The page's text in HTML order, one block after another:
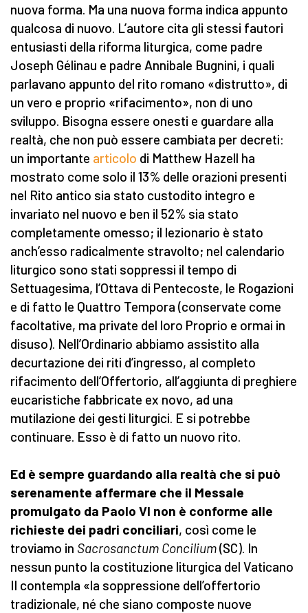
nuova forma. Ma una nuova forma indica appunto
qualcosa di nuovo. L’autore cita gli stessi fautori
entusiasti della riforma liturgica, come padre
Joseph Gélinau e padre Annibale Bugnini, i quali
parlavano appunto del rito romano «distrutto», di
un vero e proprio «rifacimento», non di uno
sviluppo. Bisogna essere onesti e guardare alla
realtà, che non può essere cambiata per decreti:
un importante articolo di Matthew Hazell ha
mostrato come solo il 13% delle orazioni presenti
nel Rito antico sia stato custodito integro e
invariato nel nuovo e ben il 52% sia stato
completamente omesso; il lezionario è stato
anch’esso radicalmente stravolto; nel calendario
liturgico sono stati soppressi il tempo di
Settuagesima, l’Ottava di Pentecoste, le Rogazioni
e di fatto le Quattro Tempora (conservate come
facoltative, ma private del loro Proprio e ormai in
disuso). Nell’Ordinario abbiamo assistito alla
decurtazione dei riti d’ingresso, al completo
rifacimento dell’Offertorio, all’aggiunta di preghiere
eucaristiche fabbricate ex novo, ad una
mutilazione dei gesti liturgici. E si potrebbe
continuare. Esso è di fatto un nuovo rito.
Ed è sempre guardando alla realtà che si può
serenamente affermare che il Messale
promulgato da Paolo VI non è conforme alle
richieste dei padri conciliari, così come le
troviamo in Sacrosanctum Concilium(SC). In
nessun punto la costituzione liturgica del Vaticano
II contempla «la soppressione dell’offertorio
tradizionale, né che siano composte nuove